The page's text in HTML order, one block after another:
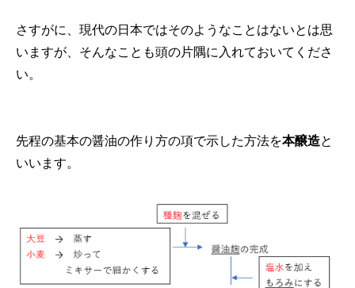
さすがに、現代の日本ではそのようなことはないとは思
いますが、そんなことも頭の片隅に入れておいてくださ
い。
先程の基本の醤油の作り方の項で示した方法を本醸造と
いいます。